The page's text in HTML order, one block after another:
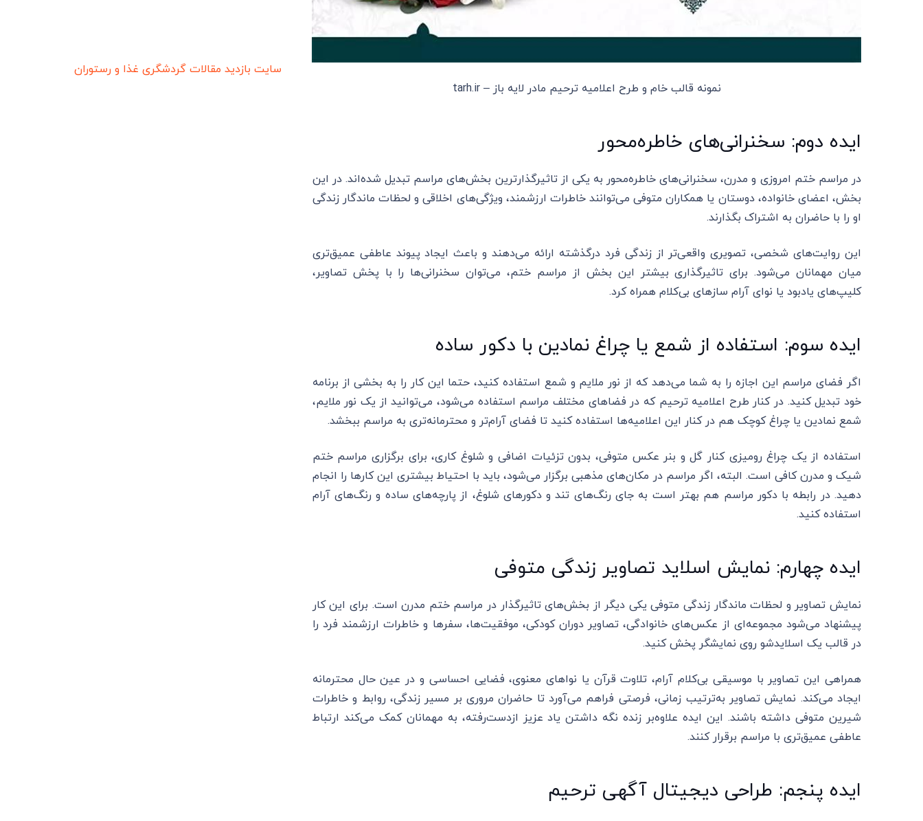
نمونه قالب خام و طرح اعلامیه ترحیم مادر لایه باز – tarh.ir
ایده دوم: سخنرانی‌های خاطره‌محور
در مراسم ختم امروزی و مدرن، سخنرانی‌های خاطره‌محور به یکی از تاثیرگذارترین بخش‌های مراسم تبدیل شده‌اند. در این
بخش، اعضای خانواده، دوستان یا همکاران متوفی می‌توانند خاطرات ارزشمند، ویژگی‌های اخلاقی و لحظات ماندگار زندگی
او را با حاضران به اشتراک بگذارند.
این روایت‌های شخصی، تصویری واقعی‌تر از زندگی فرد درگذشته ارائه می‌دهند و باعث ایجاد پیوند عاطفی عمیق‌تری
میان مهمانان می‌شود. برای تاثیرگذاری بیشتر این بخش از مراسم ختم، می‌توان سخنرانی‌ها را با پخش تصاویر،
کلیپ‌های یادبود یا نوای آرام سازهای بی‌کلام همراه کرد.
ایده سوم: استفاده از شمع یا چراغ نمادین با دکور ساده
اگر فضای مراسم این اجازه را به شما می‌دهد که از نور ملایم و شمع استفاده کنید، حتما این کار را به بخشی از برنامه
خود تبدیل کنید. در کنار طرح اعلامیه ترحیم که در فضاهای مختلف مراسم استفاده می‌شود، می‌توانید از یک نور ملایم،
شمع نمادین یا چراغ کوچک هم در کنار این اعلامیه‌ها استفاده کنید تا فضای آرام‌تر و محترمانه‌تری به مراسم ببخشد.
استفاده از یک چراغ رومیزی کنار گل و بنر عکس متوفی، بدون تزئیات اضافی و شلوغ کاری، برای برگزاری مراسم ختم
شیک و مدرن کافی است. البته، اگر مراسم در مکان‌های مذهبی برگزار می‌شود، باید با احتیاط بیشتری این کارها را انجام
دهید. در رابطه با دکور مراسم هم بهتر است به جای رنگ‌های تند و دکورهای شلوغ، از پارچه‌های ساده و رنگ‌های آرام
استفاده کنید.
ایده چهارم: نمایش اسلاید تصاویر زندگی متوفی
نمایش تصاویر و لحظات ماندگار زندگی متوفی یکی دیگر از بخش‌های تاثیرگذار در مراسم ختم مدرن است. برای این کار
پیشنهاد می‌شود مجموعه‌ای از عکس‌های خانوادگی، تصاویر دوران کودکی، موفقیت‌ها، سفرها و خاطرات ارزشمند فرد را
در قالب یک اسلایدشو روی نمایشگر پخش کنید.
همراهی این تصاویر با موسیقی بی‌کلام آرام، تلاوت قرآن یا نواهای معنوی، فضایی احساسی و در عین حال محترمانه
ایجاد می‌کند. نمایش تصاویر به‌ترتیب زمانی، فرصتی فراهم می‌آورد تا حاضران مروری بر مسیر زندگی، روابط و خاطرات
شیرین متوفی داشته باشند. این ایده علاوه‌بر زنده نگه داشتن یاد عزیز ازدست‌رفته، به مهمانان کمک می‌کند ارتباط
عاطفی عمیق‌تری با مراسم برقرار کنند.
ایده پنجم: طراحی دیجیتال آگهی ترحیم
سایت بازدید مقالات گردشگری غذا و رستوران